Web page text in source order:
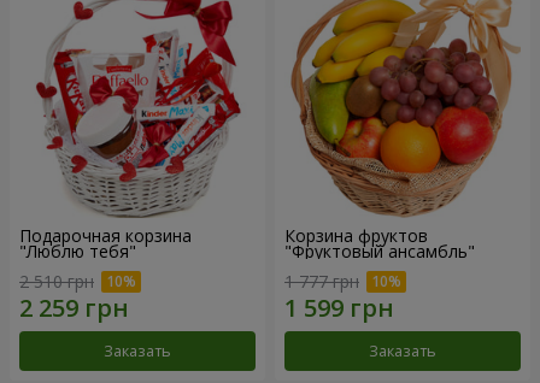
Подарочная корзина
"Люблю тебя"
2 510 грн
Заказать
Корзина фруктов
"Фруктовый ансамбль"
1 777 грн
Заказать